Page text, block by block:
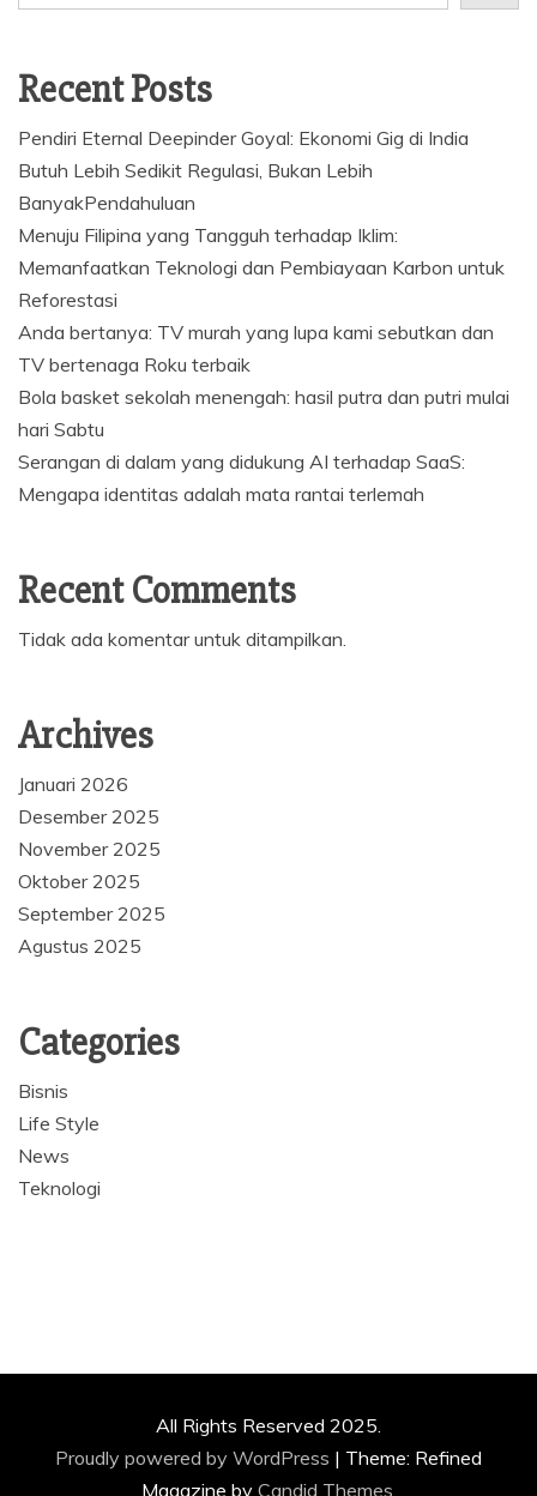
Recent Posts
Pendiri Eternal Deepinder Goyal: Ekonomi Gig di India
Butuh Lebih Sedikit Regulasi, Bukan Lebih
BanyakPendahuluan
Menuju Filipina yang Tangguh terhadap Iklim:
Memanfaatkan Teknologi dan Pembiayaan Karbon untuk
Reforestasi
Anda bertanya: TV murah yang lupa kami sebutkan dan
TV bertenaga Roku terbaik
Bola basket sekolah menengah: hasil putra dan putri mulai
hari Sabtu
Serangan di dalam yang didukung AI terhadap SaaS:
Mengapa identitas adalah mata rantai terlemah
Recent Comments
Tidak ada komentar untuk ditampilkan.
Archives
Januari 2026
Desember 2025
November 2025
Oktober 2025
September 2025
Agustus 2025
Categories
Bisnis
Life Style
News
Teknologi
All Rights Reserved 2025.
Proudly powered by WordPress | Theme: Refined
Magazine by Candid Themes